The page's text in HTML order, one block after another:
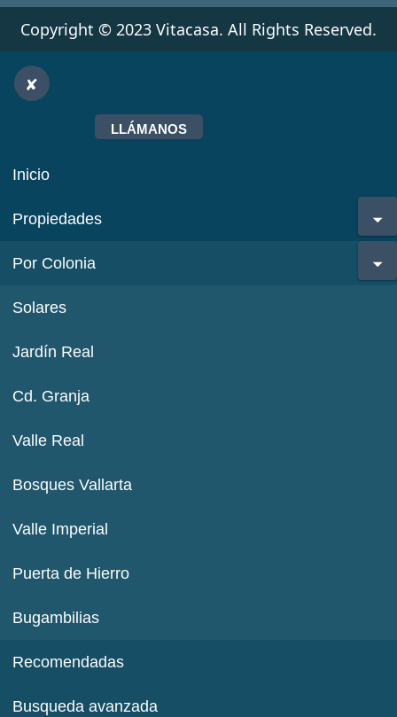
Copyright © 2023 Vitacasa. All Rights Reserved.
LLÁMANOS
Inicio
Propiedades
Por Colonia
Solares
Jardín Real
Cd. Granja
Valle Real
Bosques Vallarta
Valle Imperial
Puerta de Hierro
Bugambilias
Recomendadas
Busqueda avanzada